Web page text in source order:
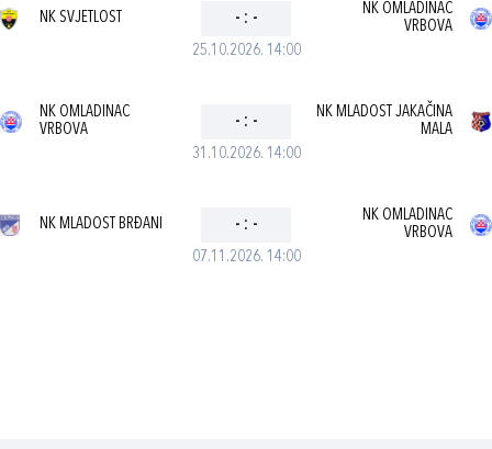
25.10.2026. 14:00
NK SVJETLOST - : -
NK OMLADINAC
VRBOVA
31.10.2026. 14:00
NK OMLADINAC
VRBOVA
- : -
NK MLADOST JAKAČINA
MALA
07.11.2026. 14:00
NK MLADOST BRĐANI - : -
NK OMLADINAC
VRBOVA